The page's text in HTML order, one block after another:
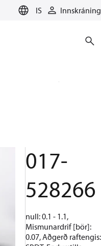
IS Innskráning
017-
528266
null: 0.1 - 1.1,
Mismunardrif [bör]:
0.07, Aðgerð raftengis: